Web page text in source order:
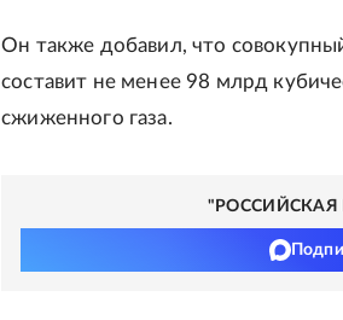
Он также добавил, что
составит не менее 98 млрд
сжиженного газа.
"РОССИЙСКАЯ